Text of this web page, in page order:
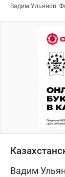
Вадим Ульянов.
Вадим